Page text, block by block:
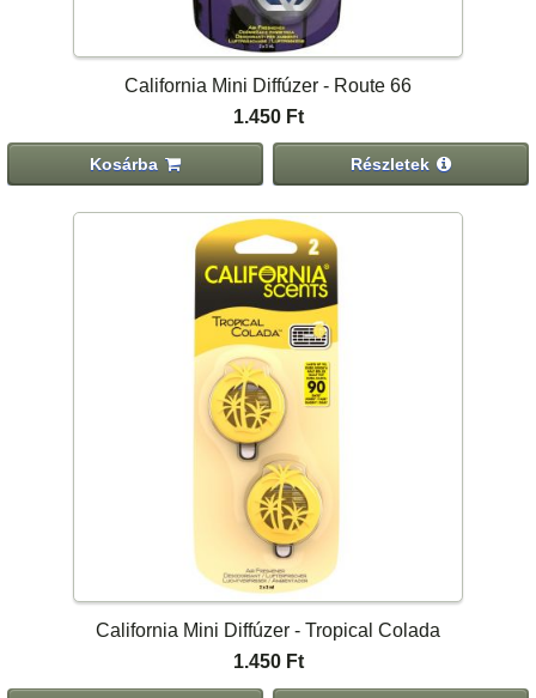
California Mini Diffúzer - Route 66
1.450 Ft
Kosárba Részletek
California Mini Diffúzer - Tropical Colada
1.450 Ft